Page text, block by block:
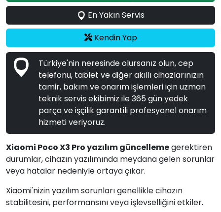
En Yakın Servis
Kendin Yap
Türkiye'nin neresinde olursanız olun, cep
telefonu, tablet ve diğer akıllı cihazlarınızın
tamir, bakım ve onarım işlemleri için uzman
teknik servis ekibimiz ile 365 gün yedek
parça ve işçilik garantili profesyonel onarım
hizmeti veriyoruz.
Xiaomi Poco X3 Pro yazılım güncellemegerektiren
durumlar, cihazın yazılımında meydana gelen sorunlar
veya hatalar nedeniyle ortaya çıkar.
Xiaomi'nizin yazılım sorunları genellikle cihazın
stabilitesini, performansını veya işlevselliğini etkiler.